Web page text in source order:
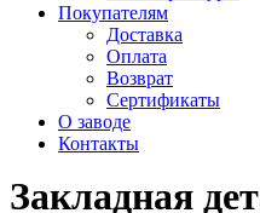
Покупателям
Доставка
Оплата
Возврат
Сертификаты
О заводе
Контакты
Закладная